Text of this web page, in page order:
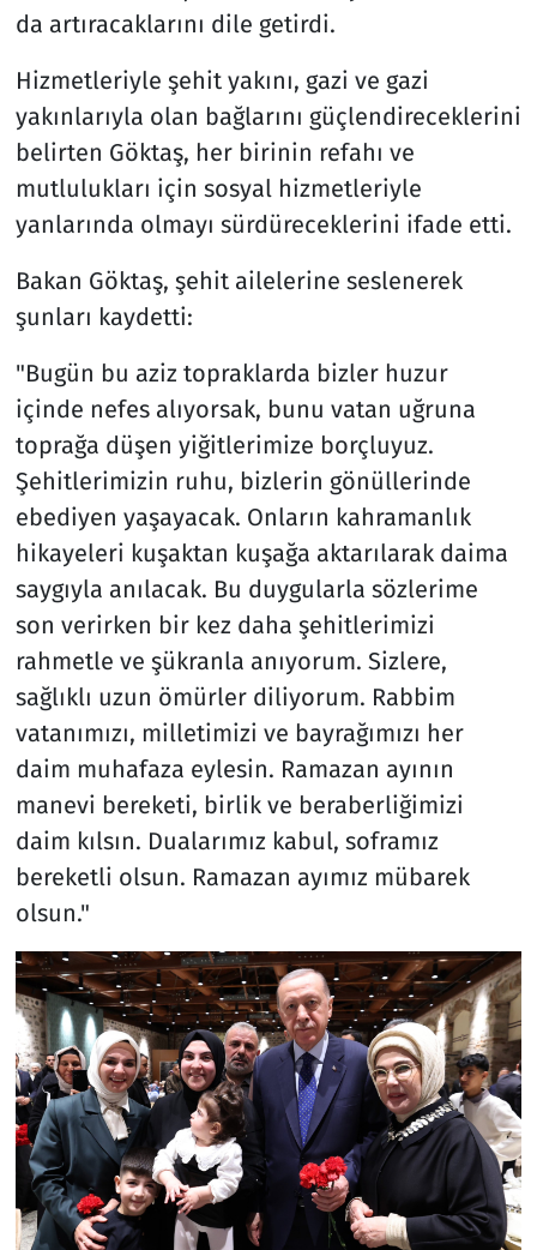
da artıracaklarını dile getirdi.
Hizmetleriyle şehit yakını, gazi ve gazi
yakınlarıyla olan bağlarını güçlendireceklerini
belirten Göktaş, her birinin refahı ve
mutlulukları için sosyal hizmetleriyle
yanlarında olmayı sürdüreceklerini ifade etti.
Bakan Göktaş, şehit ailelerine seslenerek
şunları kaydetti:
"Bugün bu aziz topraklarda bizler huzur
içinde nefes alıyorsak, bunu vatan uğruna
toprağa düşen yiğitlerimize borçluyuz.
Şehitlerimizin ruhu, bizlerin gönüllerinde
ebediyen yaşayacak. Onların kahramanlık
hikayeleri kuşaktan kuşağa aktarılarak daima
saygıyla anılacak. Bu duygularla sözlerime
son verirken bir kez daha şehitlerimizi
rahmetle ve şükranla anıyorum. Sizlere,
sağlıklı uzun ömürler diliyorum. Rabbim
vatanımızı, milletimizi ve bayrağımızı her
daim muhafaza eylesin. Ramazan ayının
manevi bereketi, birlik ve beraberliğimizi
daim kılsın. Dualarımız kabul, soframız
bereketli olsun. Ramazan ayımız mübarek
olsun."